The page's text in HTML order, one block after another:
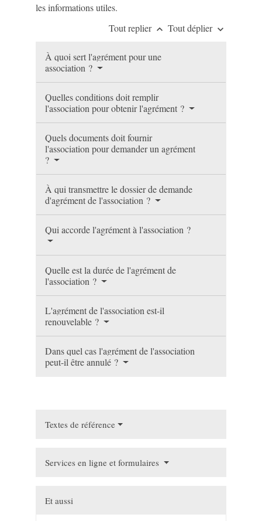
les informations utiles.
Tout replier keyboard_arrow_up Tout déplier keyboard_arrow_down
À quoi sert l'agrément pour une
association ?
Quelles conditions doit remplir
l'association pour obtenir l'agrément ?
Quels documents doit fournir
l'association pour demander un agrément
?
À qui transmettre le dossier de demande
d'agrément de l'association ?
Qui accorde l'agrément à l'association ?
Quelle est la durée de l'agrément de
l'association ?
L'agrément de l'association est-il
renouvelable ?
Dans quel cas l'agrément de l'association
peut-il être annulé ?
Textes de référence
Services en ligne et formulaires
Et aussi